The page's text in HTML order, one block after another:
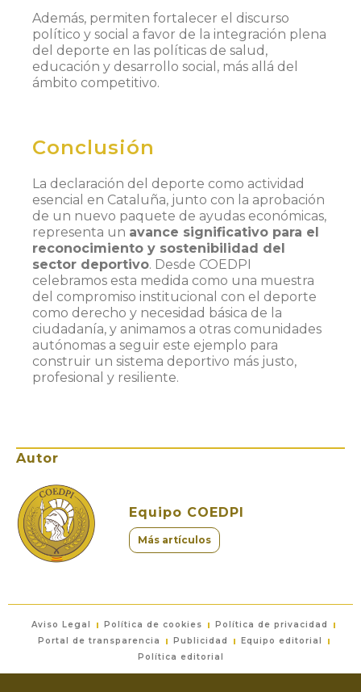
Además, permiten fortalecer el discurso
político y social a favor de la integración plena
del deporte en las políticas de salud,
educación y desarrollo social, más allá del
ámbito competitivo.
Conclusión
La declaración del deporte como actividad
esencial en Cataluña, junto con la aprobación
de un nuevo paquete de ayudas económicas,
representa un avance significativo para el
reconocimiento y sostenibilidad del
sector deportivo. Desde COEDPI
celebramos esta medida como una muestra
del compromiso institucional con el deporte
como derecho y necesidad básica de la
ciudadanía, y animamos a otras comunidades
autónomas a seguir este ejemplo para
construir un sistema deportivo más justo,
profesional y resiliente.
Autor
Equipo COEDPI
Más artículos
Aviso Legal Política de cookies
Política de privacidad
Portal de transparencia
Publicidad
Equipo editorial
Política editorial